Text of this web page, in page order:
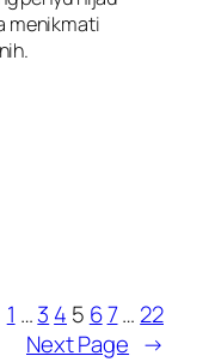
menikmati
1 …3 4 5 67… 22
Next Page →